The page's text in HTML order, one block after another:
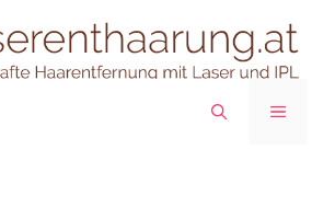
MENÜ